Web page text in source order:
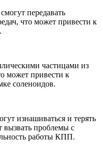
передавать
что может привести к
частицами из
может привести к
соленоидов.
изнашиваться и терять
вызвать проблемы с
работы КПП.